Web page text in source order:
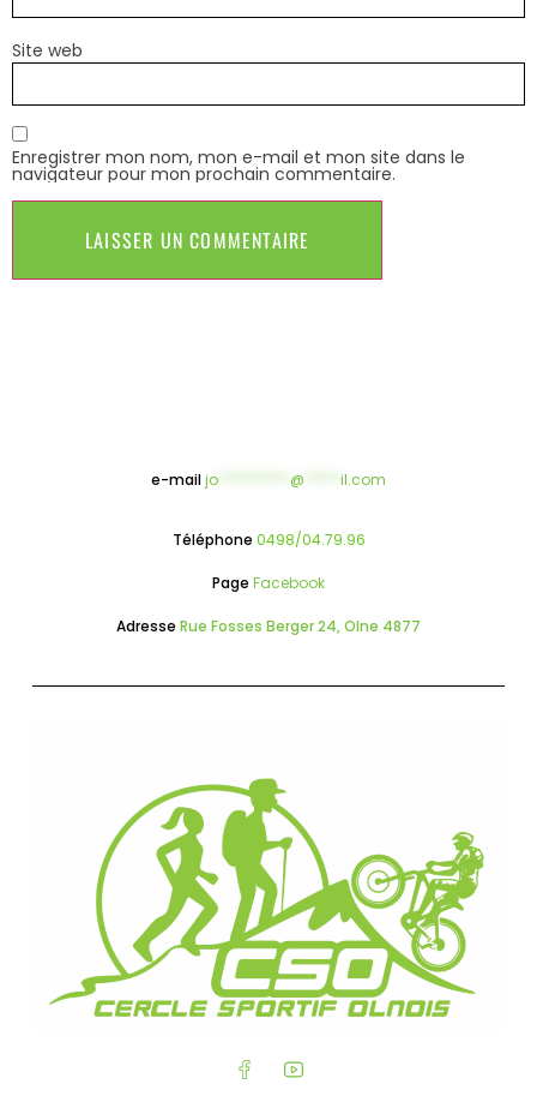
Site web
Enregistrer mon nom, mon e-mail et mon site dans le
navigateur pour mon prochain commentaire.
e-mailjo @ il.com
Téléphone 0498/04.79.96
Page Facebook
Adresse Rue Fosses Berger 24, Olne 4877